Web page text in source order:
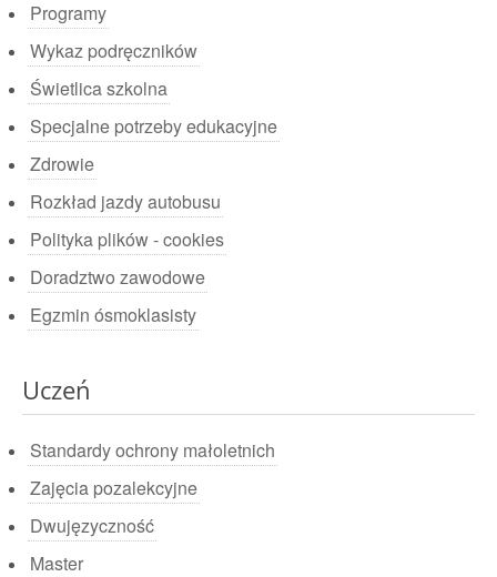
Programy
Wykaz podręczników
Świetlica szkolna
Specjalne potrzeby edukacyjne
Zdrowie
Rozkład jazdy autobusu
Polityka plików - cookies
Doradztwo zawodowe
Egzmin ósmoklasisty
Uczeń
Standardy ochrony małoletnich
Zajęcia pozalekcyjne
Dwujęzyczność
Master